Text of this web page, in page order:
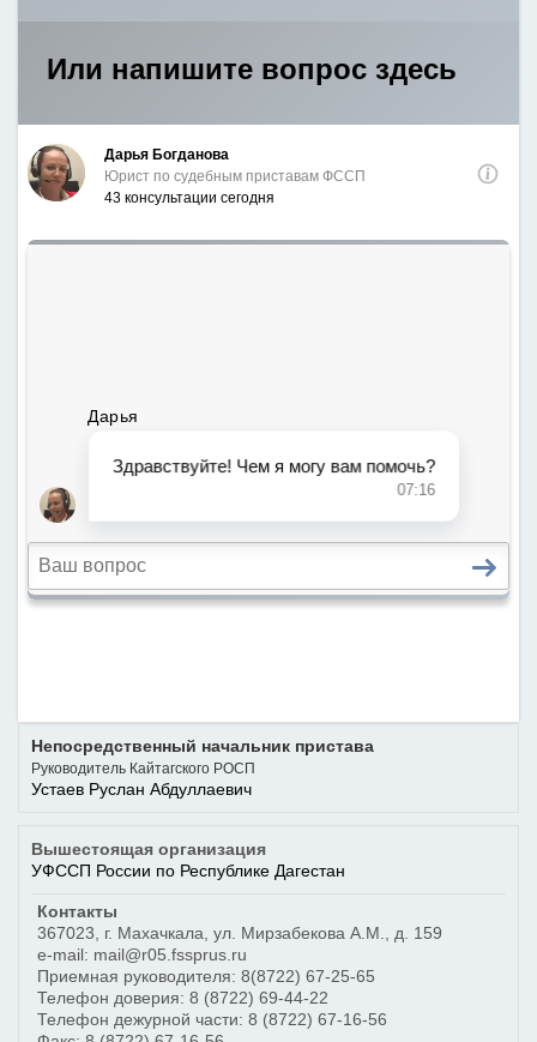
Непосредственный начальник пристава
Руководитель Кайтагского РОСП
Устаев Руслан Абдуллаевич
Вышестоящая организация
УФССП России по Республике Дагестан
Контакты
367023
г. Махачкала ул. Мирзабекова А.М., д. 159
e-mail: mail@r05.fssprus.ru
Приемная руководителя: 8(8722) 67-25-65
Телефон доверия: 8 (8722) 69-44-22
Телефон дежурной части: 8 (8722) 67-16-56